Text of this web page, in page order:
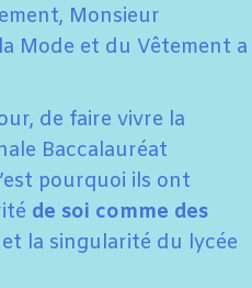
Monsieur
Mode et du Vêtement a
de faire vivre la
Baccalauréat
pourquoi ils ont
de soi comme des
la singularité du lycée